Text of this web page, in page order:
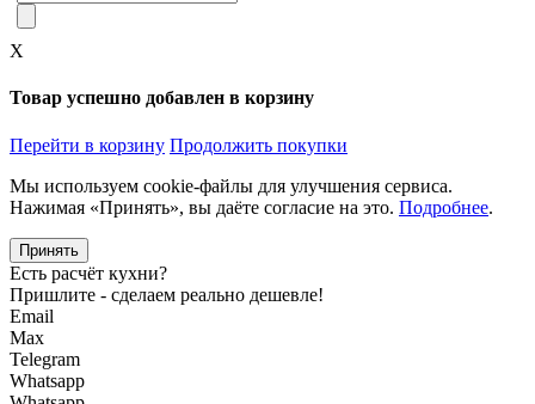
X
Товар успешно добавлен в корзину
Перейти в корзину Продолжить покупки
Мы используем cookie-файлы для улучшения сервиса.
Нажимая «Принять», вы даёте согласие на это. Подробнее.
Принять
Есть расчёт кухни?
Пришлите - сделаем реально дешевле!
Email
Max
Telegram
Whatsapp